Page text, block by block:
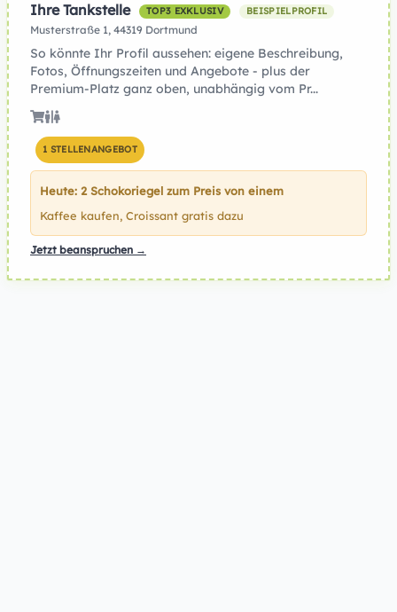
Ihre Tankstelle TOP3 EXKLUSIV BEISPIELPROFIL
Musterstraße 1, 44319 Dortmund
So könnte Ihr Profil aussehen: eigene Beschreibung,
Fotos, Öffnungszeiten und Angebote - plus der
Premium-Platz ganz oben, unabhängig vom Pr...
1 STELLENANGEBOT
Heute: 2 Schokoriegel zum Preis von einem
Kaffee kaufen, Croissant gratis dazu
Jetzt beanspruchen →